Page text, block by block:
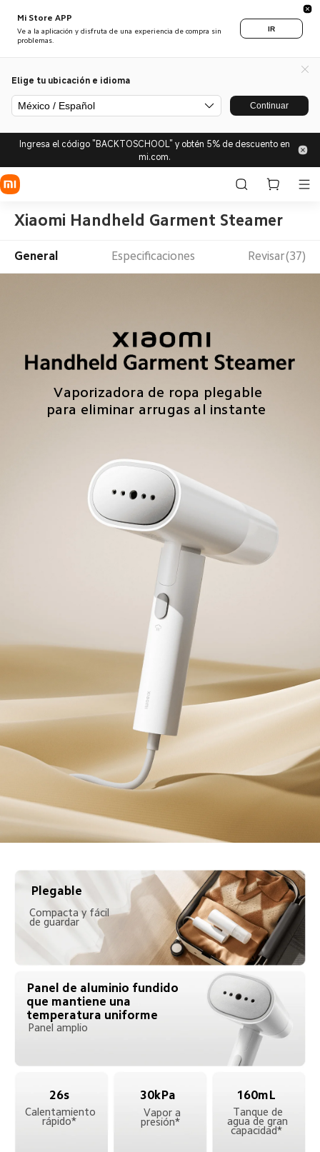
Mi Store APP
Ve a la aplicación y disfruta de una experiencia de compra sin
problemas.
IR
Elige tu ubicación e idioma
México / Español Continuar
Ingresa el código "BACKTOSCHOOL" y obtén 5% de descuento en
mi.com.
Xiaomi Handheld Garment Steamer
General Especificaciones Revisar(37)
Vaporizadora de ropa plegable
para eliminar arrugas al instante
Plegable
Compacta y fácil
de guardar
Panel de aluminio fundido
que mantiene una
temperatura uniforme
Panel amplio
26s 30kPa 160mL
Calentamiento
rápido*
Vapor a
presión*
Tanque de
agua de gran
capacidad*